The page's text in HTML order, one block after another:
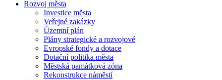
Rozvoj města
Investice města
Veřejné zakázky
Územní plán
Plány strategické a rozvojové
Evropské fondy a dotace
Dotační politika města
Městská památková zóna
Rekonstrukce náměstí